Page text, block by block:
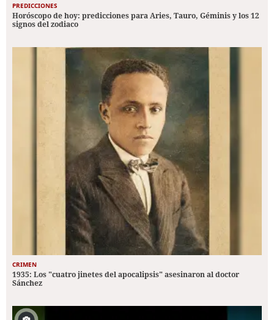
PREDICCIONES
Horóscopo de hoy: predicciones para Aries, Tauro, Géminis y los 12
signos del zodiaco
CRIMEN
1935: Los "cuatro jinetes del apocalipsis" asesinaron al doctor
Sánchez